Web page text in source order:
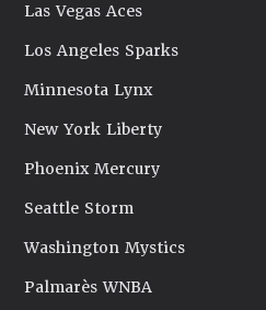
Las Vegas Aces
Los Angeles Sparks
Minnesota Lynx
New York Liberty
Phoenix Mercury
Seattle Storm
Washington Mystics
Palmarès WNBA